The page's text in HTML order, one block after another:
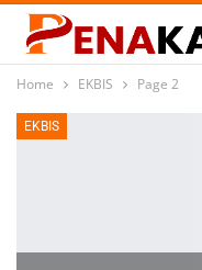
Home EKBIS Page 2
EKBIS